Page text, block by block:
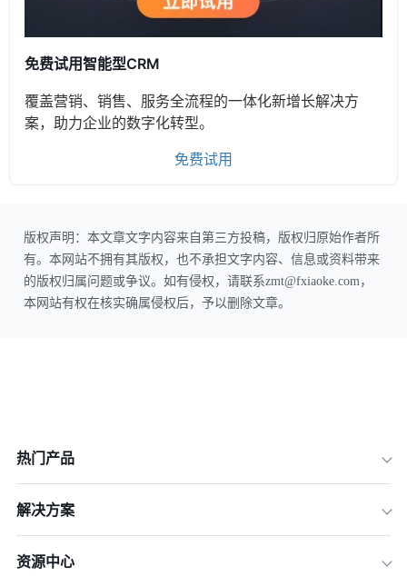
免费试用智能型CRM
覆盖营销、销售、服务全流程的一体化新增长解决方
案，助力企业的数字化转型。
免费试用
版权声明：本文章文字内容来自第三方投稿，版权归原始作者所
有。本网站不拥有其版权，也不承担文字内容、信息或资料带来
的版权归属问题或争议。如有侵权，请联系zmt@fxiaoke.com，
本网站有权在核实确属侵权后，予以删除文章。
热门产品
解决方案
资源中心